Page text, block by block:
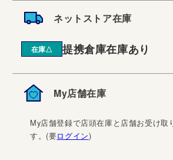
ネットストア在庫
在庫△ 提携倉庫在庫あり
My店舗在庫
My店舗登録で店頭在庫と店舗お受け取
す。(要ログイン)